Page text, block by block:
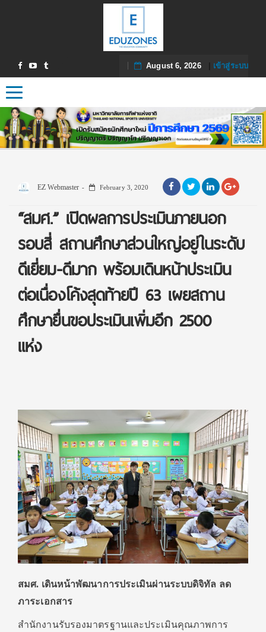
August 6, 2026| เข้าสู่ระบบ
Toggle navigation
EZ Webmaster February 3, 2020
“สมศ.” เปิดผลการประเมินภายนอก
รอบสี่ สถานศึกษาส่วนใหญ่อยู่ในระดับ
ดีเยี่ยม-ดีมาก พร้อมเดินหน้าประเมิน
ต่อเนื่องโค้งสุดท้ายปี 63 เผยสถาน
ศึกษายื่นขอประเมินเพิ่มอีก 2500
แห่ง
สมศ. เดินหน้าพัฒนาการประเมินผ่านระบบดิจิทัล ลด
ภาระเอกสาร
สำนักงานรับรองมาตรฐานและประเมินคุณภาพการ